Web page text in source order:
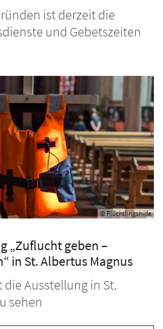
ist derzeit die
und Gebetszeiten
© Flüchtlingshilfe
„Zuflucht geben –
in St. Albertus Magnus
Ausstellung in St.
sehen